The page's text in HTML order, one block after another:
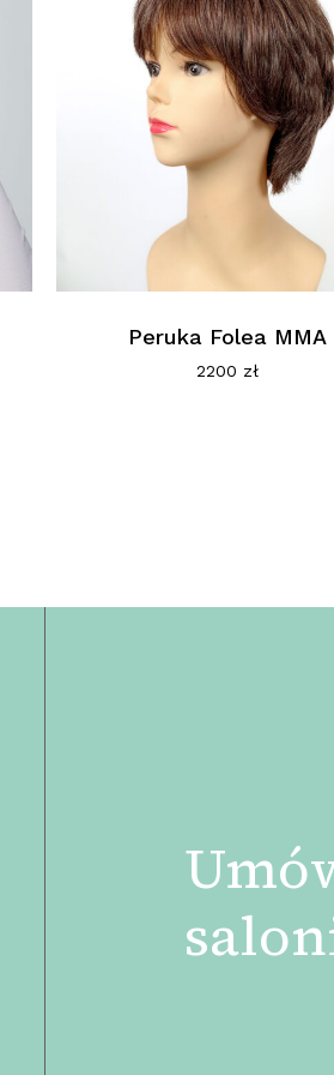
Peruka Folea MMA
2200 zł